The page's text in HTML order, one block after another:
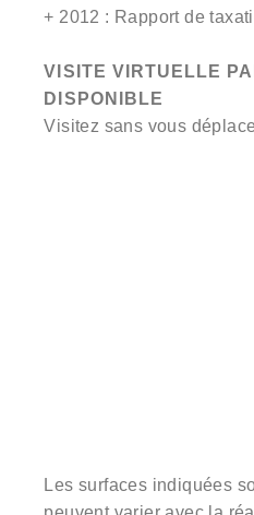
+ 2012 : Rapport de
VISITE VIRTUELLE
DISPONIBLE
Visitez sans vous
Les surfaces indiquées